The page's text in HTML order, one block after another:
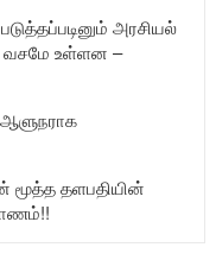
அரசியல்
வசமே உள்ளன –
மூத்த தளபதியின்